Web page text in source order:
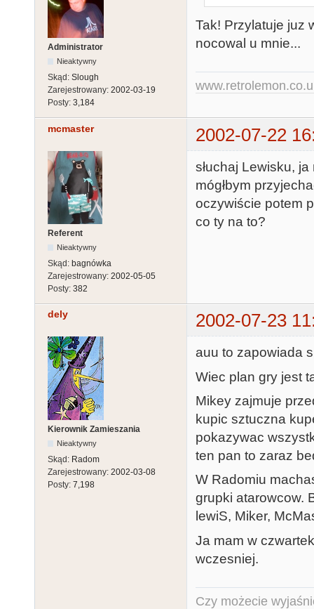
Administrator
Nieaktywny
Skąd: Slough
Zarejestrowany: 2002-03-19
Posty: 3,184
Tak! Przylatuje juz
nocowal u mnie...
mcmaster 2002-07-22
Referent
Nieaktywny
Skąd: bagnówka
Zarejestrowany: 2002-05-05
Posty: 382
słuchaj Lewisku,
mógłbym
oczywiście potem
co ty na to?
dely 2002-07-23
Kierownik Zamieszania
Nieaktywny
Skąd: Radom
Zarejestrowany: 2002-03-08
Posty: 7,198
auu to zapowiada
Wiec plan gry jest
Mikey zajmuje
kupic sztuczna
pokazywac
ten pan to zaraz
W Radomiu
grupki atarowcow.
lewiS, Miker,
Ja mam w
wczesniej.
Czy możecie